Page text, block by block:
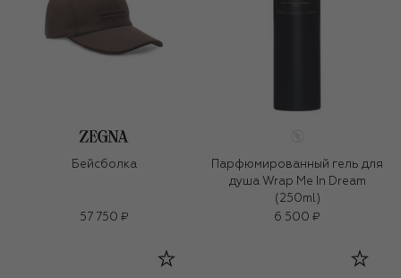
Бейсболка
57 750 ₽
Парфюмированный гель для
душа Wrap Me In Dream
(250ml)
6 500 ₽